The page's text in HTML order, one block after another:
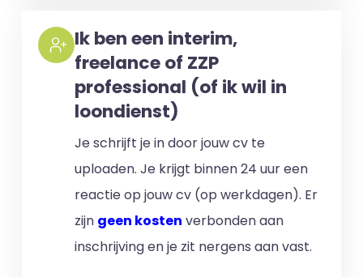
Ik ben een interim,
freelance of ZZP
professional (of ik wil in
loondienst)
Je schrijft je in door jouw cv te
uploaden. Je krijgt binnen 24 uur een
reactie op jouw cv (op werkdagen). Er
zijn geen kosten verbonden aan
inschrijving en je zit nergens aan vast.